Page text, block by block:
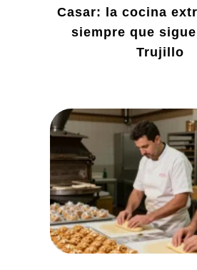
Casar: la cocina
siempre que
Trujillo